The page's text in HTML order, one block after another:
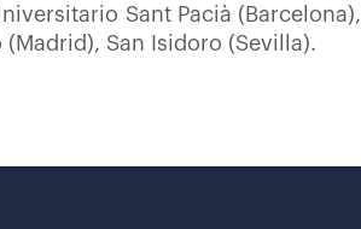
Sant Pacià (Barcelona),
(Madrid), San Isidoro (Sevilla).